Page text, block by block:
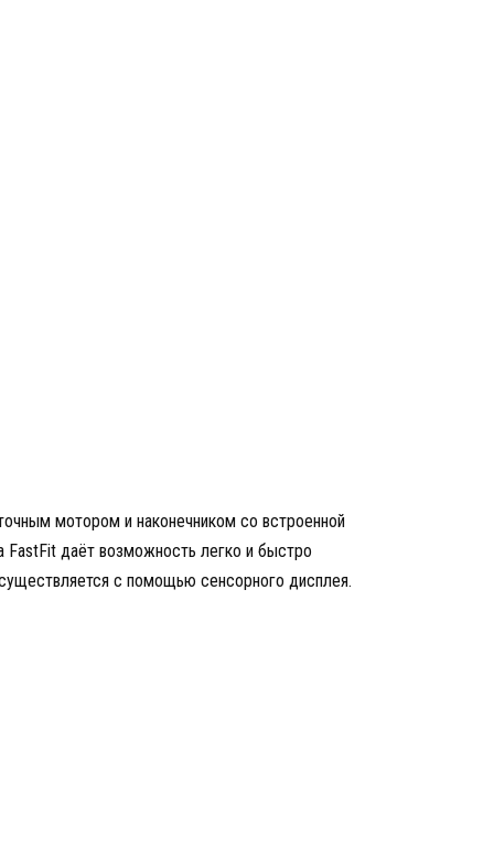
мотором и наконечником со встроенной
FastFit даёт возможность легко и быстро
с помощью сенсорного дисплея.